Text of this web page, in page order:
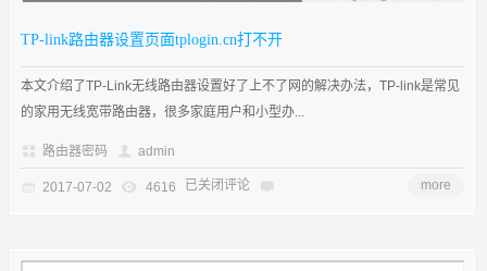
TP-link路由器设置页面tplogin.cn打不开
本文介绍了TP-Link无线路由器设置好了上不了网的解决办法，TP-link是常见
的家用无线宽带路由器，很多家庭用户和小型办...
路由器密码 admin
2017-07-02 4616 已关闭评论 more